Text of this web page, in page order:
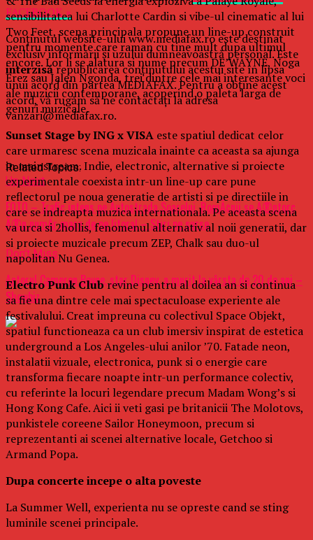
FACEBOOK »
Conținutul website-ului www.mediafax.ro este destinat
exclusiv informării și uzului dumneavoastră personal. Este
interzisărepublicarea conținutului acestui site în lipsa
unui acord din partea MEDIAFAX. Pentru a obține acest
acord, vă rugăm să ne contactați la adresa
vanzari@mediafax.ro.
Related Topics:
Up Next
FOTO – Trafic intens pe Autostrada Soarelui. RomÃ¢nii se Ã®ntorc
Ã®n numÄr mare de pe litoral – Stiri pe surse
Don't Miss
Actorul Cameron Boyce, star Disney, a murit la vârsta de 20 de ani –
Showbiz
sensibilitatea lui Charlotte Cardin si vibe-ul cinematic al lui
Two Feet, scena principala propune un line-up construit
pentru momente care raman cu tine mult dupa ultimul
encore. Lor li se alatura si nume precum DE’WAYNE, Noga
Erez sau Jalen Ngonda, trei dintre cele mai interesante voci
ale muzicii contemporane, acoperind o paleta larga de
genuri muzicale.
Sunset Stage by ING x VISA este spatiul dedicat celor
care urmaresc scena muzicala inainte ca aceasta sa ajunga
in mainstream. Indie, electronic, alternative si proiecte
experimentale coexista intr-un line-up care pune
reflectorul pe noua generatie de artisti si pe directiile in
care se indreapta muzica internationala. Pe aceasta scena
va urca si 2hollis, fenomenul alternativ al noii generatii, dar
si proiecte muzicale precum ZEP, Chalk sau duo-ul
napolitan Nu Genea.
Electro Punk Clubrevine pentru al doilea an si continua
sa fie una dintre cele mai spectaculoase experiente ale
festivalului. Creat impreuna cu colectivul Space Objekt,
spatiul functioneaza ca un club imersiv inspirat de estetica
underground a Los Angeles-ului anilor ’70. Fatade neon,
instalatii vizuale, electronica, punk si o energie care
transforma fiecare noapte intr-un performance colectiv,
cu referinte la locuri legendare precum Madam Wong’s si
Hong Kong Cafe. Aici ii veti gasi pe britanicii The Molotovs,
punkistele coreene Sailor Honeymoon, precum si
reprezentanti ai scenei alternative locale, Getchoo si
Armand Popa.
Dupa concerte incepe o alta poveste
La Summer Well, experienta nu se opreste cand se sting
luminile scenei principale.